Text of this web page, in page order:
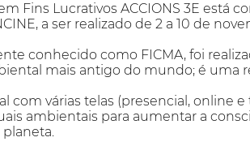
Fins Lucrativos ACCIONS 3E está
a ser realizado de 2 a 10 de
conhecido como FICMA, foi
mais antigo do mundo; é uma
com várias telas (presencial, online
ambientais para aumentar a